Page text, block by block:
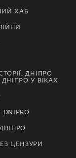
ХАБ
ДНІПРО
ДНІПРО У ВІКАХ
DNIPRO
ЦЕНЗУРИ